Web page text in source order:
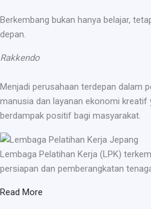
Berkembang bukan hanya belajar,
depan.
Rakkendo
Menjadi perusahaan terdepan dalam
manusia dan layanan ekonomi
berdampak positif bagi masyarakat.
Lembaga Pelatihan Kerja (LPK)
persiapan dan pemberangkatan
Read More